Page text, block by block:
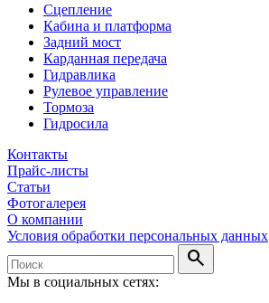
Сцепление
Кабина и платформа
Задний мост
Карданная передача
Гидравлика
Рулевое управление
Тормоза
Гидросила
Контакты
Прайс-листы
Статьи
Фотогалерея
О компании
Условия обработки персональных данных
search
Мы в социальных сетях: